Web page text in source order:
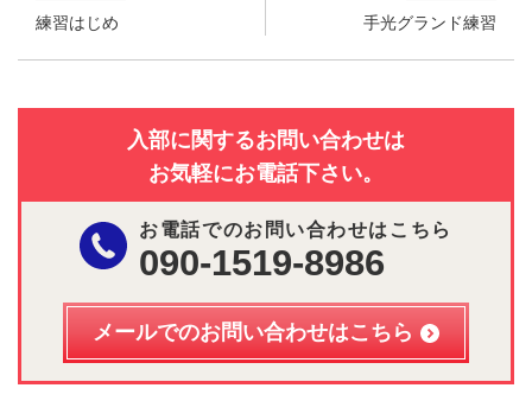
練習はじめ
手光グランド練習
入部に関するお問い合わせは
お気軽にお電話下さい。
お電話でのお問い合わせはこちら
090-1519-8986
メールでのお問い合わせはこちら